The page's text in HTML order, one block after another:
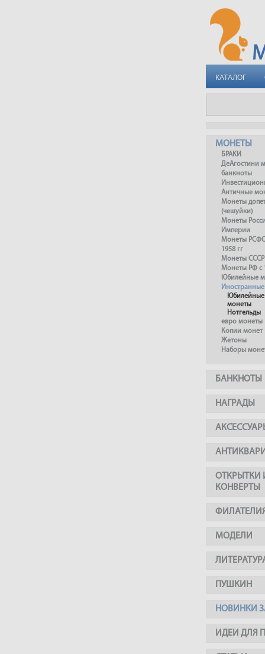
КАТАЛОГ
МОНЕТЫ
БРАКИ
ДеАгостини
банкноты
Античные
Монеты
(чешуйки)
Монеты
Империи
Монеты
1958 гг
Монеты СССР
Монеты РФ с
Юбилейные
Юбилейные
монеты
Нотгельды
евро монеты
Копии монет
Жетоны
Наборы
БАНКНОТЫ
НАГРАДЫ
ОТКРЫТКИ
КОНВЕРТЫ
МОДЕЛИ
ПУШКИН
НОВИНКИ
ИДЕИ ДЛЯ